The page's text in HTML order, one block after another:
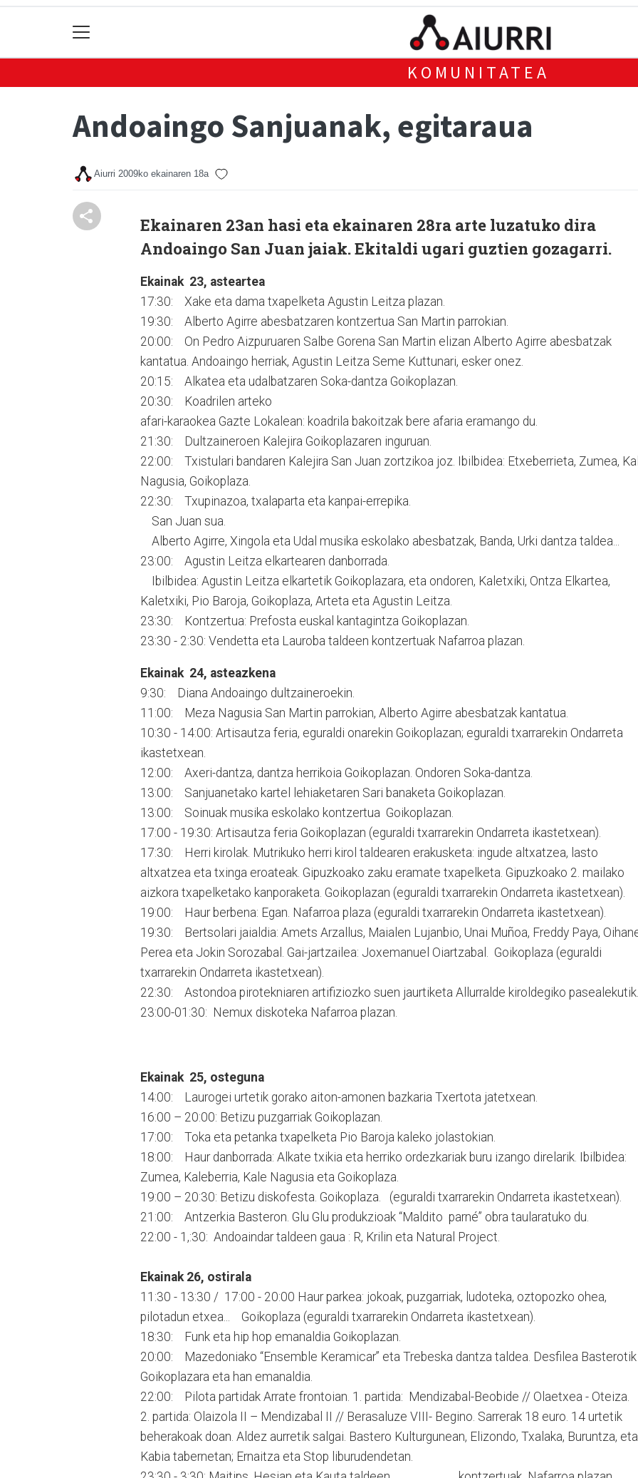
KOMUNITATEA
Andoaingo Sanjuanak, egitaraua
Aiurri 2009ko ekainaren 18a
Ekainaren 23an hasi eta ekainaren 28ra arte luzatuko dira
Andoaingo San Juan jaiak. Ekitaldi ugari guztien gozagarri.
Ekainak 23, asteartea
17:30: Xake eta dama txapelketa Agustin Leitza plazan.
19:30: Alberto Agirre abesbatzaren kontzertua San Martin parrokian.
20:00: On Pedro Aizpuruaren Salbe Gorena San Martin elizan Alberto Agirre abesbatzak
kantatua. Andoaingo herriak, Agustin Leitza Seme Kuttunari, esker onez.
20:15: Alkatea eta udalbatzaren Soka-dantza Goikoplazan.
20:30: Koadrilen arteko
afari-karaokea Gazte Lokalean: koadrila bakoitzak bere afaria eramango du.
21:30: Dultzaineroen Kalejira Goikoplazaren inguruan.
22:00: Txistulari bandaren Kalejira San Juan zortzikoa joz. Ibilbidea: Etxeberrieta, Zumea,
Nagusia, Goikoplaza.
22:30: Txupinazoa, txalaparta eta kanpai-errepika.
San Juan sua.
Alberto Agirre, Xingola eta Udal musika eskolako abesbatzak, Banda, Urki dantza taldea...
23:00: Agustin Leitza elkartearen danborrada.
Ibilbidea: Agustin Leitza elkartetik Goikoplazara, eta ondoren, Kaletxiki, Ontza Elkartea,
Kaletxiki, Pio Baroja, Goikoplaza, Arteta eta Agustin Leitza.
23:30: Kontzertua: Prefosta euskal kantagintza Goikoplazan.
23:30 - 2:30: Vendetta eta Lauroba taldeen kontzertuak Nafarroa plazan.
Ekainak 24, asteazkena
9:30: Diana Andoaingo dultzaineroekin.
11:00: Meza Nagusia San Martin parrokian, Alberto Agirre abesbatzak kantatua.
10:30 - 14:00: Artisautza feria, eguraldi onarekin Goikoplazan; eguraldi txarrarekin Ondarreta
ikastetxean.
12:00: Axeri-dantza, dantza herrikoia Goikoplazan. Ondoren Soka-dantza.
13:00: Sanjuanetako kartel lehiaketaren Sari banaketa Goikoplazan.
13:00: Soinuak musika eskolako kontzertua Goikoplazan.
17:00 - 19:30: Artisautza feria Goikoplazan (eguraldi txarrarekin Ondarreta ikastetxean).
17:30: Herri kirolak. Mutrikuko herri kirol taldearen erakusketa: ingude altxatzea, lasto
altxatzea eta txinga eroateak. Gipuzkoako zaku eramate txapelketa. Gipuzkoako 2. mailako
aizkora txapelketako kanporaketa. Goikoplazan (eguraldi txarrarekin Ondarreta ikastetxean).
19:00: Haur berbena: Egan. Nafarroa plaza (eguraldi txarrarekin Ondarreta ikastetxean).
19:30: Bertsolari jaialdia: Amets Arzallus, Maialen Lujanbio, Unai Muñoa, Freddy Paya,
Perea eta Jokin Sorozabal. Gai-jartzailea: Joxemanuel Oiartzabal. Goikoplaza (eguraldi
txarrarekin Ondarreta ikastetxean).
22:30: Astondoa pirotekniaren artifiziozko suen jaurtiketa Allurralde kiroldegiko pasealekutik.
23:00-01:30: Nemux diskoteka Nafarroa plazan.
Ekainak 25, osteguna
14:00: Laurogei urtetik gorako aiton-amonen bazkaria Txertota jatetxean.
16:00 – 20:00: Betizu puzgarriak Goikoplazan.
17:00: Toka eta petanka txapelketa Pio Baroja kaleko jolastokian.
18:00: Haur danborrada: Alkate txikia eta herriko ordezkariak buru izango direlarik. Ibilbidea:
Zumea, Kaleberria, Kale Nagusia eta Goikoplaza.
19:00 – 20:30: Betizu diskofesta. Goikoplaza. (eguraldi txarrarekin Ondarreta ikastetxean).
21:00: Antzerkia Basteron. Glu Glu produkzioak “Maldito parné” obra taularatuko du.
22:00 - 1,:30: Andoaindar taldeen gaua : R, Krilin eta Natural Project.
Ekainak 26, ostirala
11:30 - 13:30 / 17:00 - 20:00 Haur parkea: jokoak, puzgarriak, ludoteka, oztopozko ohea,
pilotadun etxea... Goikoplaza (eguraldi txarrarekin Ondarreta ikastetxean).
18:30: Funk eta hip hop emanaldia Goikoplazan.
20:00: Mazedoniako “Ensemble Keramicar” eta Trebeska dantza taldea. Desfilea Basterotik
Goikoplazara eta han emanaldia.
22:00: Pilota partidak Arrate frontoian. 1. partida: Mendizabal-Beobide // Olaetxea - Oteiza.
2. partida: Olaizola II – Mendizabal II // Berasaluze VIII- Begino. Sarrerak 18 euro. 14 urtetik
beherakoak doan. Aldez aurretik salgai. Bastero Kulturgunean, Elizondo, Txalaka, Buruntza, eta
Kabia tabernetan; Ernaitza eta Stop liburudendetan.